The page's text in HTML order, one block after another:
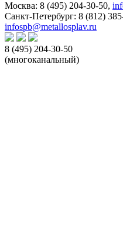
Москва: 8 (495) 204-30-50,
Санкт-Петербург: 8 (812)
infospb@metallosplav.ru
8 (495) 204-30-50
(многоканальный)